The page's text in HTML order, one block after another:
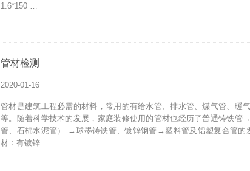
1.6*150 …
管材检测
2020-01-16
管材是建筑工程必需的材料，常用的有给水管、排水管、煤气管、暖
等。随着科学技术的发展，家庭装修使用的管材也经历了普通铸铁
管、石棉水泥管） →球墨铸铁管、镀锌钢管→塑料管及铝塑复合管的
材：有镀锌…